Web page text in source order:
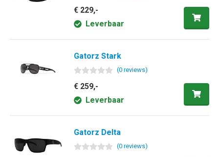
€ 229,-
Leverbaar
Gatorz Stark
(0reviews)
€ 259,-
Leverbaar
Gatorz Delta
(0reviews)